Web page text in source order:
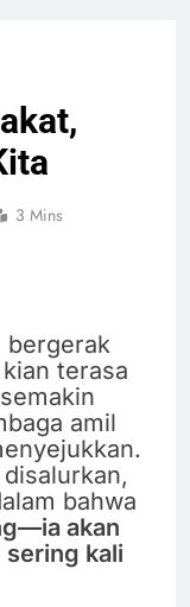
3 Mins
bergerak
terasa
amil
bahwa
akan
sering kali